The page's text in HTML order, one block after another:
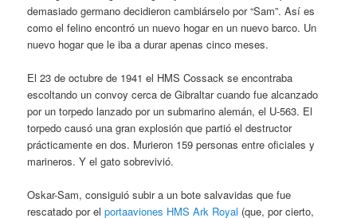
demasiado germano decidieron cambiárselo por “Sam”. Así es
como el felino encontró un nuevo hogar en un nuevo barco. Un
nuevo hogar que le iba a durar apenas cinco meses.
El 23 de octubre de 1941 el HMS Cossack se encontraba
escoltando un convoy cerca de Gibraltar cuando fue alcanzado
por un torpedo lanzado por un submarino alemán, el U-563. El
torpedo causó una gran explosión que partió el destructor
prácticamente en dos. Murieron 159 personas entre oficiales y
marineros. Y el gato sobrevivió.
Oskar-Sam, consiguió subir a un bote salvavidas que fue
rescatado por elportaaviones HMS Ark Royal (que, por cierto,